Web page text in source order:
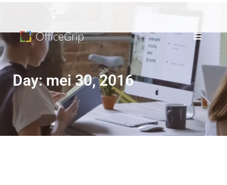
Day: mei 30, 2016